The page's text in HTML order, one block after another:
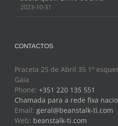
2023-10-31
CONTACTOS
Praceta 25 de Abril 35 1º
Gaia
Phone: +351 220 135 551
Chamada para a rede fixa
Email: geral@beanstalk-ti.com
Web: beanstalk-ti.com